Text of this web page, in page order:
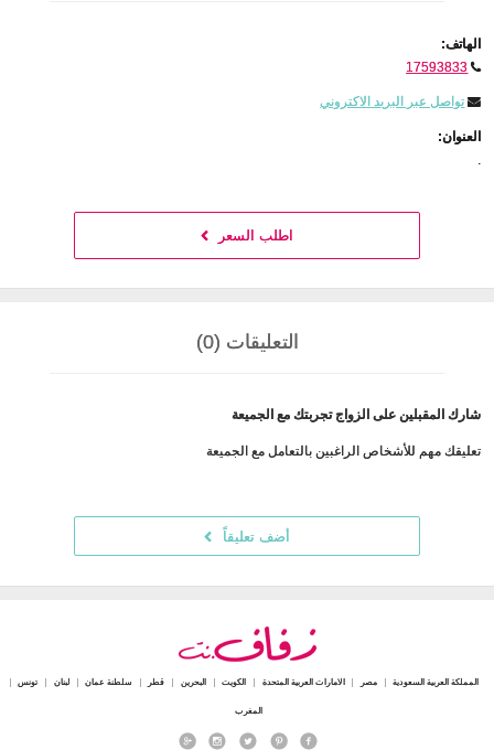
الهاتف:
17593833
تواصل عبر البريد الاكتروني
العنوان:
اطلب السعر
التعليقات (0)
شارك المقبلين على الزواج تجربتك مع الجميعة
تعليقك مهم للأشخاص الراغبين بالتعامل مع الجميعة
أضف تعليقاً
المملكة العربية السعودية مصر الامارات العربية المتحدة الكويت البحرين قطر سلطنة عمان لبنان تونس
المغرب